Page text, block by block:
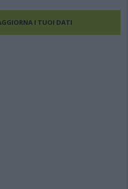
I TUOI DATI